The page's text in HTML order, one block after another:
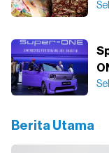
Berita Utama